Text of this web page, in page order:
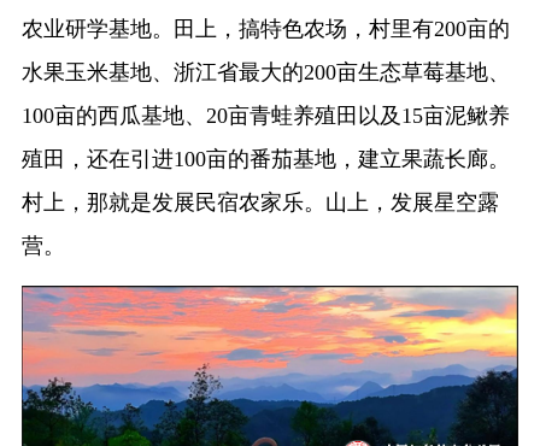
农业研学基地。田上，搞特色农场，村里有200亩的
水果玉米基地、浙江省最大的200亩生态草莓基地、
100亩的西瓜基地、20亩青蛙养殖田以及15亩泥鳅养
殖田，还在引进100亩的番茄基地，建立果蔬长廊。
村上，那就是发展民宿农家乐。山上，发展星空露
营。